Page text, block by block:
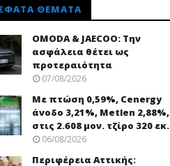
ΘΈΜΑΤΑ
OMODA & JAECOO: Την
ασφάλεια θέτει ως
προτεραιότητα
07/08/2026
Με πτώση 0,59%, Cenergy
άνοδο 3,21%, Metlen 2,88%,
στις 2.608 μον. τζίρο 320 εκ.
06/08/2026
Περιφέρεια Αττικής: